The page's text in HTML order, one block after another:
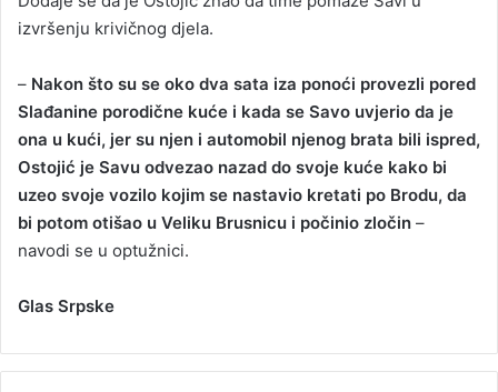
izvršenju krivičnog djela.
– Nakon što su se oko dva sata iza ponoći provezli pored
Slađanine porodične kuće i kada se Savo uvjerio da je
ona u kući, jer su njen i automobil njenog brata bili ispred,
Ostojić je Savu odvezao nazad do svoje kuće kako bi
uzeo svoje vozilo kojim se nastavio kretati po Brodu, da
bi potom otišao u Veliku Brusnicu i počinio zločin –
navodi se u optužnici.
Glas Srpske